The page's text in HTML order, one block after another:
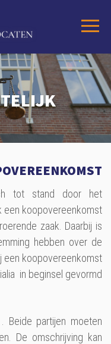
tot stand door het
een koopovereenkomst
zaak. Daarbij is
hebben over de
een koopovereenkomst
in beginsel gevormd
Beide partijen moeten
De omschrijving kan